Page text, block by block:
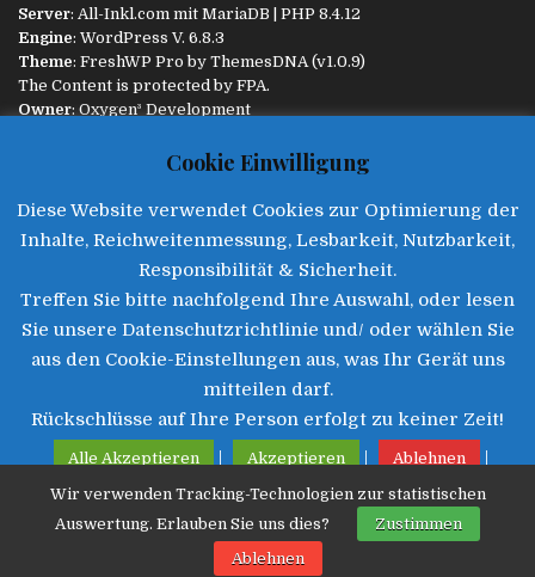
Server: All-Inkl.com mit MariaDB | PHP 8.4.12
Engine: WordPress V. 6.8.3
Theme: FreshWP Pro by ThemesDNA (v1.0.9)
The Content is protected by FPA.
Owner: Oxygen³ Development
INFORMATIONEN
Impressum | Datenschutz|Disclaimer | Kontakt
©2025 • Freie Presse Augsburg
Cookie Einwilligung
Diese Website verwendet Cookies zur Optimierung der
Inhalte, Reichweitenmessung, Lesbarkeit, Nutzbarkeit,
Responsibilität & Sicherheit.
Treffen Sie bitte nachfolgend Ihre Auswahl, oder lesen
Sie unsere Datenschutzrichtlinie und/ oder wählen Sie
aus den Cookie-Einstellungen aus, was Ihr Gerät uns
mitteilen darf.
Rückschlüsse auf Ihre Person erfolgt zu keiner Zeit!
Alle Akzeptieren | Akzeptieren | Ablehnen |
Datenschutz lesen | Cookie Einstellungen
Impressum|
Datenschutz
Wir verwenden Tracking-Technologien zur statistischen
Auswertung. Erlauben Sie uns dies?
Zustimmen
Ablehnen